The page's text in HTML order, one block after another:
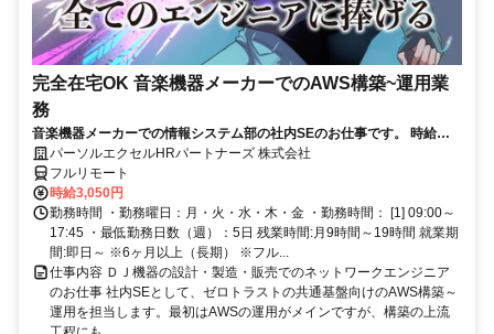
完全在宅OK 音楽機器メーカーでのAWS構築~運用業
務
音楽機器メーカーでの情報システム部の社内SEのお仕事です。 時給
3050円！基本はフル在宅が可能です！ （状況によって出社有り） AWS
構築の上流工程にも携われます！ご本人負担が約4割でとってもお得な
パナソニック健保に加入頂けます！
パーソルエクセルHRパートナーズ 株式会社
フルリモート
時給3,050円
勤務時間 ・勤務曜日：月・火・水・木・金 ・勤務時間： [1] 09:00～
17:45 ・最低勤務日数（週）：5日 残業時間:月9時間～19時間 就業期
間:即日～ ※6ヶ月以上（長期） ※フル...
仕事内容 ＤＪ機器の設計・製造・販売でのネットワークエンジニア
のお仕事 社内SEとして、ゼロトラストの共通基盤向けのAWS構築～
運用を担当します。最初はAWSの運用がメインですが、構築の上流